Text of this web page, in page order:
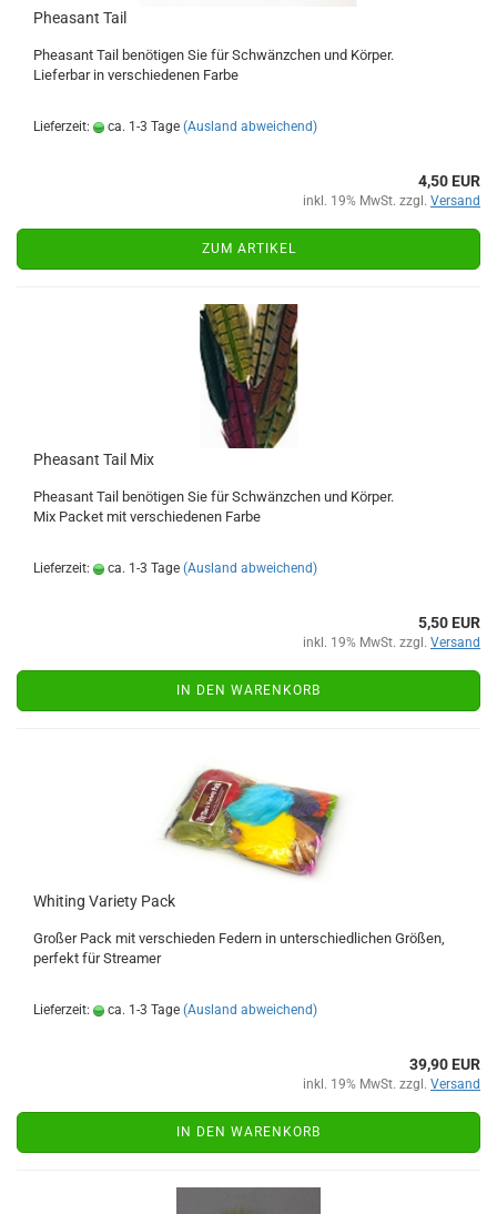
Pheasant Tail
Pheasant Tail benötigen Sie für Schwänzchen und Körper.
Lieferbar in verschiedenen Farbe
Lieferzeit: ca. 1-3 Tage (Ausland abweichend)
4,50 EUR
inkl. 19% MwSt. zzgl. Versand
ZUM ARTIKEL
Pheasant Tail Mix
Pheasant Tail benötigen Sie für Schwänzchen und Körper.
Mix Packet mit verschiedenen Farbe
Lieferzeit: ca. 1-3 Tage (Ausland abweichend)
5,50 EUR
inkl. 19% MwSt. zzgl. Versand
IN DEN WARENKORB
Whiting Variety Pack
Großer Pack mit verschieden Federn in unterschiedlichen Größen,
perfekt für Streamer
Lieferzeit: ca. 1-3 Tage (Ausland abweichend)
39,90 EUR
inkl. 19% MwSt. zzgl. Versand
IN DEN WARENKORB